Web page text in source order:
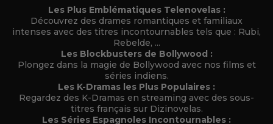
Les Plus Emblématiques Telenovelas :
Découvrez des drames romantiques et familiaux
intenses avec des titres incontournables tels que : Rubi,
Rebelde, ...
Les Blockbusters de Bollywood :
Plongez dans la magie de Bollywood avec nos films et
séries indiens.
Les K-Dramas les Plus Populaires :
Regardez des K-Dramas en streaming avec des sous-
titres français sur Dizinovelas.
Les Séries Espagnoles Incontournables :